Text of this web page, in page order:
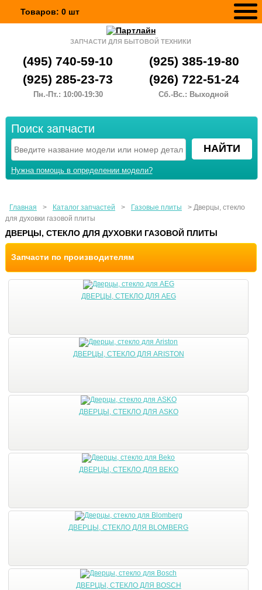
Товаров: 0 шт
ЗАПЧАСТИ ДЛЯ БЫТОВОЙ ТЕХНИКИ
(495) 740-59-10
(925) 385-19-80
(925) 285-23-73
(926) 722-51-24
Пн.-Пт.: 10:00-19:30 Сб.-Вс.: Выходной
Поиск запчасти
Нужна помощь в определении модели?
Главная > Каталог запчастей > Газовые плиты > Дверцы, стекло
для духовки газовой плиты
ДВЕРЦЫ, СТЕКЛО ДЛЯ ДУХОВКИ ГАЗОВОЙ ПЛИТЫ
Запчасти по производителям
ДВЕРЦЫ, СТЕКЛО ДЛЯ AEG
ДВЕРЦЫ, СТЕКЛО ДЛЯ ARISTON
ДВЕРЦЫ, СТЕКЛО ДЛЯ ASKO
ДВЕРЦЫ, СТЕКЛО ДЛЯ BEKO
ДВЕРЦЫ, СТЕКЛО ДЛЯ BLOMBERG
ДВЕРЦЫ, СТЕКЛО ДЛЯ BOSCH